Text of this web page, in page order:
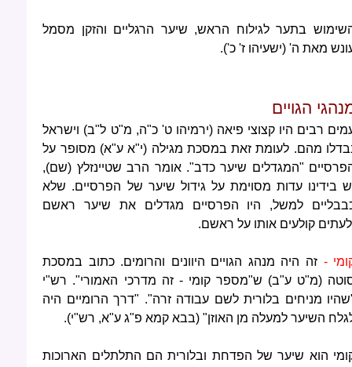
בתער לגילוח הראש, שיער הרגליים והזקן מסמל
מאת ה' (ישעיהו ז' כ').
הגויים
רבים היו קצוצי פיאה (ירמיהו ט' כ"ה, מ"ט ל"ב) וישראל
מהם. לעומת זאת במסכת מגילה (י"א ע"א) מסופר על
"המגדלים שיער כדב". אומר הרב שטיינזלץ (שם),
בידינו עדות מסוימת על גידול שיער של הפרסיים. שלא
למשל, היו הפרסיים מגדלים את שיער ראשם
קולעים אותו על ראשם.
- זה היה מנהג הגויים היוונים והרומים. כתוב במסכת
(מ"ט ע"ב) ש"מספר קומי - זה מדרכי האמורי". רש"י
מניחים בלורית לשם עבודה זרה". "דרך הרומיים היה
השיער למעלה מן האוזן" (בבא קמא פ"ג ע"א, רש"י).
הוא שיער של הפדחת ובלורית הם התלתלים הארוכות